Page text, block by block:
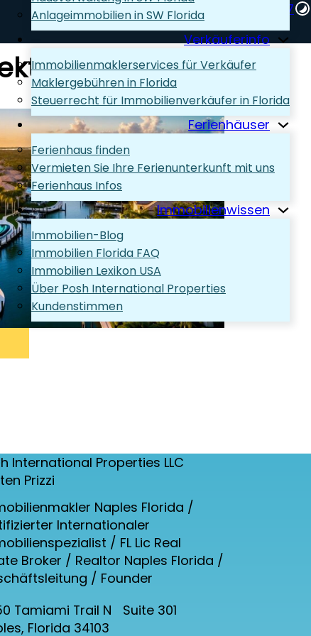
Wir beraten Sie gern!
+1 (239) 248-1667‬
Anlageimmobilien in SW Florida
Verkäuferinfo
Immobilienmaklerservices für Verkäufer
Maklergebühren in Florida
Steuerrecht für Immobilienverkäufer in Florida
Ferienhäuser
Ferienhaus finden
Vermieten Sie Ihre Ferienunterkunft mit uns
Ferienhaus Infos
Immobilienwissen
Immobilien-Blog
Immobilien Florida FAQ
Immobilien Lexikon USA
Über Posh International Properties
Kundenstimmen
kaufen
International Properties LLC
Prizzi
Naples Florida /
Internationaler
/ FL Lic Real
Broker / Realtor Naples Florida /
/ Founder
Tamiami Trail N Suite 301
Florida 34103